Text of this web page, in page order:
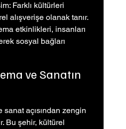
Farklı kültürleri
alışverişe olanak tanır.
etkinlikleri, insanları
sosyal bağları
ve Sanatın
açısından zengin
Bu şehir, kültürel